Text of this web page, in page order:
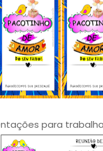
para trabalhar